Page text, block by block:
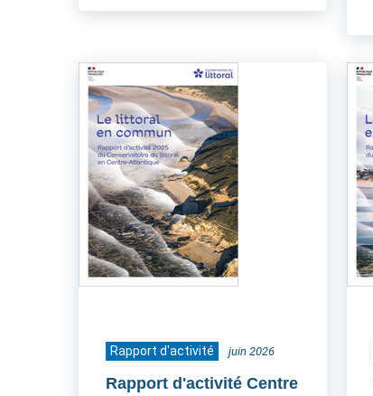
Rapport d'activité juin 2026
Rapport d'activité Centre